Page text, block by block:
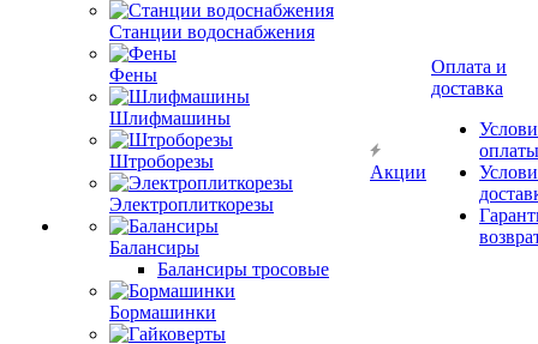
Станции водоснабжения
Фены
Шлифмашины
Штроборезы
Электроплиткорезы
Балансиры
Балансиры тросовые
Бормашинки
Акции
Оплата и
доставка
оплаты